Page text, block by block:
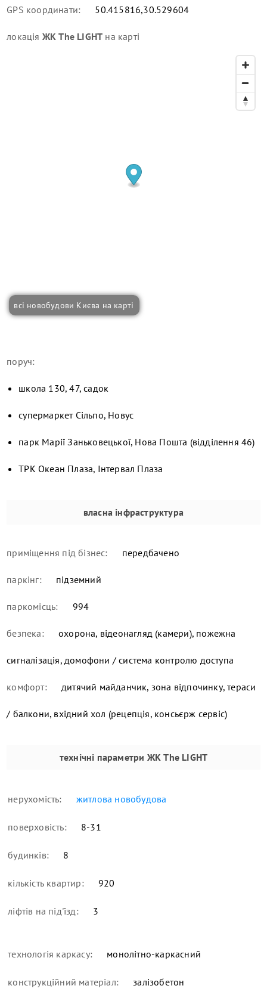
GPS координати: 50.415816,30.529604
локація ЖК The LIGHT на карті
всі новобудови Києва на карті
поруч:
школа 130, 47, садок
супермаркет Сільпо, Новус
парк Марії Заньковецької, Нова Пошта (відділення 46)
ТРК Океан Плаза, Інтервал Плаза
власна інфраструктура
приміщення під бізнес: передбачено
паркінг: підземний
паркомісць: 994
безпека: охорона, відеонагляд (камери), пожежна
сигналізація, домофони / система контролю доступа
комфорт: дитячий майданчик, зона відпочинку, тераси
/ балкони, вхідний хол (рецепція, консьєрж сервіс)
технічні параметри ЖК The LIGHT
нерухомість: житлова новобудова
поверховість: 8-31
будинків: 8
кількість квартир: 920
ліфтів на під'їзд: 3
технологія каркасу: монолітно-каркасний
конструкційний матеріал: залізобетон